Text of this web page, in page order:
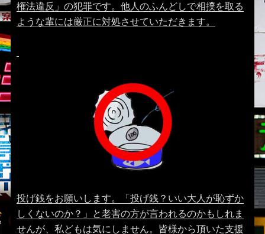
権法違反」の犯罪です。他人のふんどしで相撲を取る
ような輩には厳正に対処させていただきます。
投げ銭をお願いします。「投げ銭？いい大人が恥ずか
しくないのか？」と老害の方が言われるのかもしれま
せんが、私どもは気にしません。皆様から頂いた支援